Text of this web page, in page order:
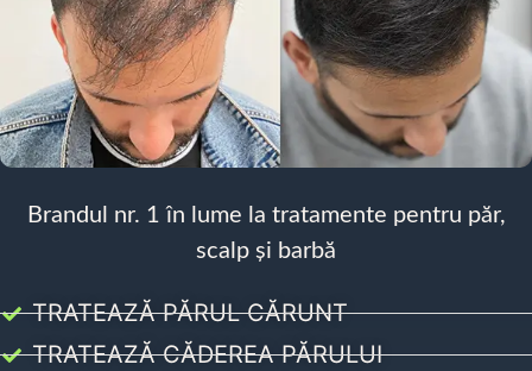
Brandul nr. 1 în lume la tratamente pentru păr,
scalp și barbă
TRATEAZĂ PĂRUL CĂRUNT
TRATEAZĂ CĂDEREA PĂRULUI